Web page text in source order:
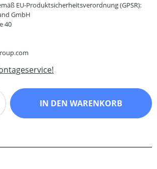
EU-Produktsicherheitsverordnung (GPSR):
GmbH
40
Gib den gewünschten
IN DEN WARENKORB